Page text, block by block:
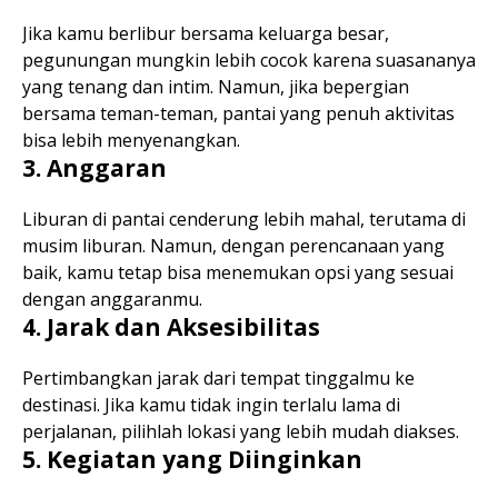
Jika kamu berlibur bersama keluarga besar,
pegunungan mungkin lebih cocok karena suasananya
yang tenang dan intim. Namun, jika bepergian
bersama teman-teman, pantai yang penuh aktivitas
bisa lebih menyenangkan.
3. Anggaran
Liburan di pantai cenderung lebih mahal, terutama di
musim liburan. Namun, dengan perencanaan yang
baik, kamu tetap bisa menemukan opsi yang sesuai
dengan anggaranmu.
4. Jarak dan Aksesibilitas
Pertimbangkan jarak dari tempat tinggalmu ke
destinasi. Jika kamu tidak ingin terlalu lama di
perjalanan, pilihlah lokasi yang lebih mudah diakses.
5. Kegiatan yang Diinginkan